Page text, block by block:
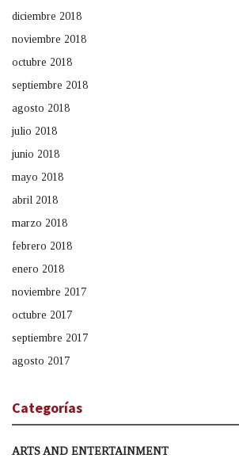
diciembre 2018
noviembre 2018
octubre 2018
septiembre 2018
agosto 2018
julio 2018
junio 2018
mayo 2018
abril 2018
marzo 2018
febrero 2018
enero 2018
noviembre 2017
octubre 2017
septiembre 2017
agosto 2017
Categorías
ARTS AND ENTERTAINMENT